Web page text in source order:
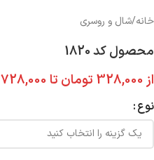
خانه/شال و روسری
محصول کد 1820
از 328,000 تومان تا 728,000
نوع